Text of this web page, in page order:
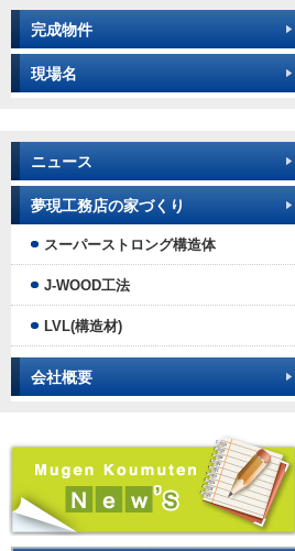
完成物件
現場名
ニュース
夢現工務店の家づくり
スーパーストロング構造体
J-WOOD工法
LVL(構造材)
会社概要